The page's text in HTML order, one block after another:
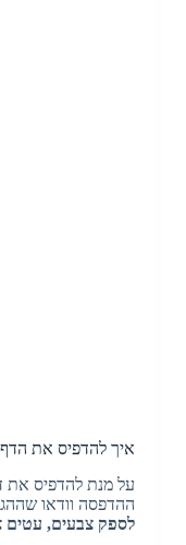
איך להדפיס את
על מנת להדפיס את
ההדפסה וודאו
לספק צבעים, עטים